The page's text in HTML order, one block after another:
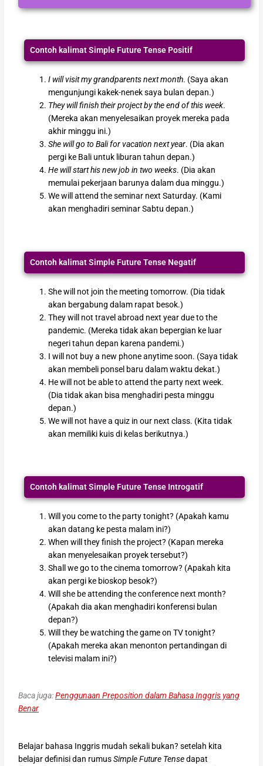
Contoh kalimat Simple Future Tense Positif
I will visit my grandparents next month. (Saya akan
mengunjungi kakek-nenek saya bulan depan.)
They will finish their project by the end of this week.
(Mereka akan menyelesaikan proyek mereka pada
akhir minggu ini.)
She will go to Bali for vacation next year. (Dia akan
pergi ke Bali untuk liburan tahun depan.)
He will start his new job in two weeks. (Dia akan
memulai pekerjaan barunya dalam dua minggu.)
We will attend the seminar next Saturday. (Kami
akan menghadiri seminar Sabtu depan.)
Contoh kalimat Simple Future Tense Negatif
She will not join the meeting tomorrow. (Dia tidak
akan bergabung dalam rapat besok.)
They will not travel abroad next year due to the
pandemic. (Mereka tidak akan bepergian ke luar
negeri tahun depan karena pandemi.)
I will not buy a new phone anytime soon. (Saya tidak
akan membeli ponsel baru dalam waktu dekat.)
He will not be able to attend the party next week.
(Dia tidak akan bisa menghadiri pesta minggu
depan.)
We will not have a quiz in our next class. (Kita tidak
akan memiliki kuis di kelas berikutnya.)
Contoh kalimat Simple Future Tense Introgatif
Will you come to the party tonight? (Apakah kamu
akan datang ke pesta malam ini?)
When will they finish the project? (Kapan mereka
akan menyelesaikan proyek tersebut?)
Shall we go to the cinema tomorrow? (Apakah kita
akan pergi ke bioskop besok?)
Will she be attending the conference next month?
(Apakah dia akan menghadiri konferensi bulan
depan?)
Will they be watching the game on TV tonight?
(Apakah mereka akan menonton pertandingan di
televisi malam ini?)
Baca juga:Penggunaan Preposition dalam Bahasa Inggris yang
Benar
Belajar bahasa Inggris mudah sekali bukan? setelah kita
belajar definisi dan rumusSimple Future Tensedapat